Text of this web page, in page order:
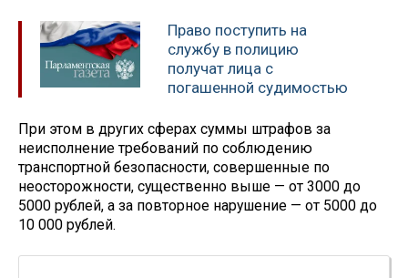
Право поступить на
службу в полицию
получат лица с
погашенной судимостью
При этом в других сферах суммы штрафов за
неисполнение требований по соблюдению
транспортной безопасности, совершенные по
неосторожности, существенно выше — от 3000 до
5000 рублей, а за повторное нарушение — от 5000 до
10 000 рублей.